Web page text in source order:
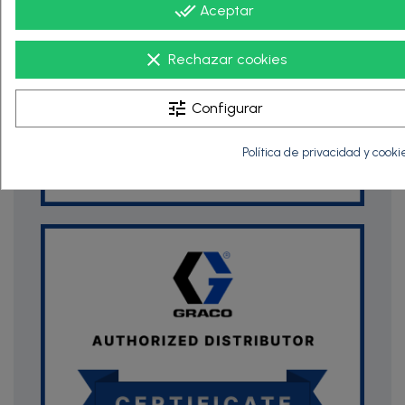
done_all Aceptar
clear Rechazar cookies
tune Configurar
Política de privacidad y